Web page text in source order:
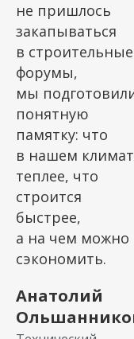
не пришлось
закапываться
в строительные
форумы,
мы
понятную
памятку: что
в нашем
теплее, что
строится
быстрее,
а на чем можно
сэкономить.
Анатолий